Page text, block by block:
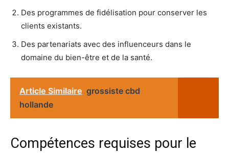
Des programmes de fidélisation pour conserver les
clients existants.
Des partenariats avec des influenceurs dans le
domaine du bien-être et de la santé.
Article Similaire grossiste cbd
hollande
Compétences requises pour le